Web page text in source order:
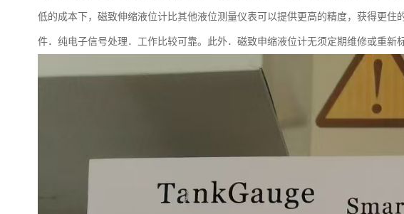
低的成本下，磁致伸缩液位计比其他液位测量仪表可以提供更高的精度，获得更住
件．纯电子信号处理．工作比较可靠。此外．磁致申缩液位计无须定期维修或重新